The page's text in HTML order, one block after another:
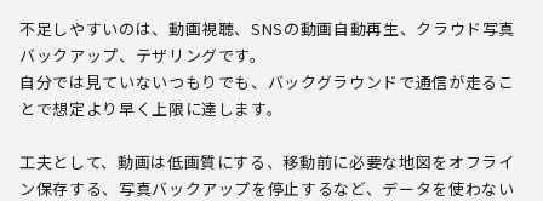
不足しやすいのは、動画視聴、SNSの動画自動再生、クラウド写真
バックアップ、テザリングです。
自分では見ていないつもりでも、バックグラウンドで通信が走るこ
とで想定より早く上限に達します。
工夫として、動画は低画質にする、移動前に必要な地図をオフライ
ン保存する、写真バックアップを停止するなど、データを使わない